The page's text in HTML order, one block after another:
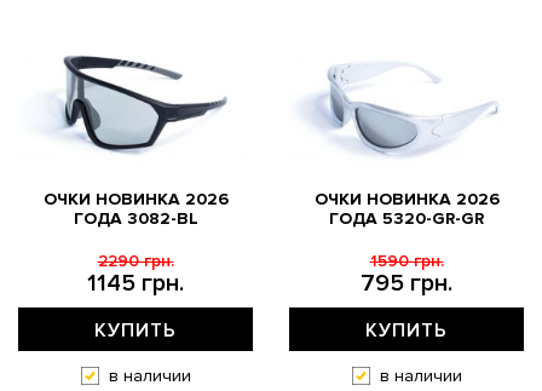
ОЧКИ НОВИНКА 2026
ГОДА 3082-BL
1145 грн.
2290 грн.
КУПИТЬ
в наличии
ОЧКИ НОВИНКА 2026
ГОДА 5320-GR-GR
795 грн.
1590 грн.
КУПИТЬ
в наличии